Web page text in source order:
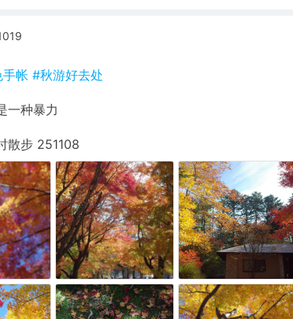
帐 #秋游好去处
一种暴力
散步 251108